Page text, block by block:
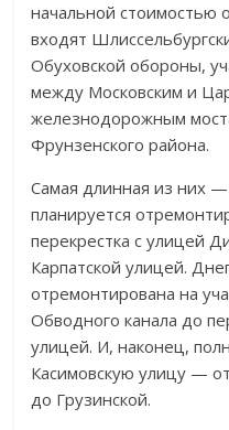
начальной стоимостью
входят
Обуховской обороны,
между Московским и
железнодорожным
Фрунзенского района.
Самая длинная из них
планируется
перекрестка с улицей
Карпатской улицей.
отремонтирована на
Обводного канала до
улицей. И, наконец,
Касимовскую улицу —
до Грузинской.